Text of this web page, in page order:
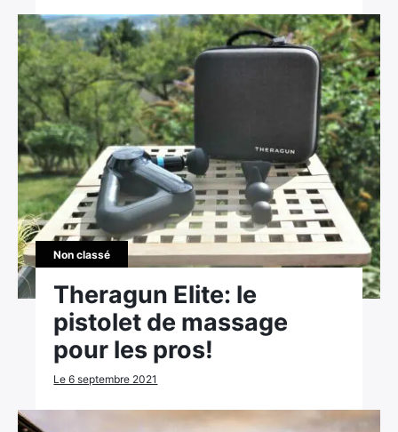
Non classé
Theragun Elite: le
pistolet de massage
pour les pros!
Le 6 septembre 2021